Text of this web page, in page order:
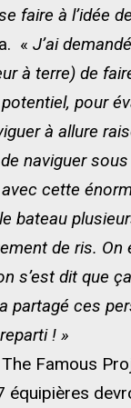
faire à l’idée
« J’ai
à terre) de
pour
à allure
naviguer
cette
bateau
de ris. On
s’est dit que
partagé ces
! »
The Famous
équipières